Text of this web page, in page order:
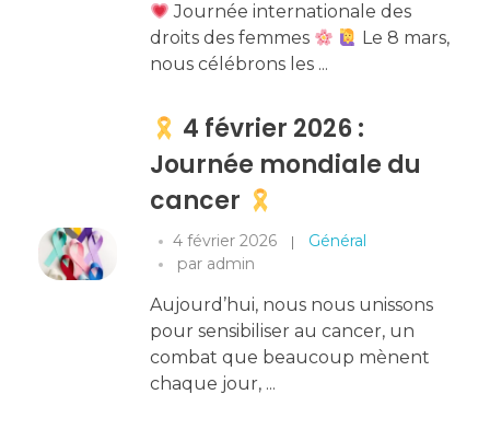
Journée internationale des
droits des femmes
Le 8 mars,
nous célébrons les ...
4 février 2026 :
Journée mondiale du
cancer
4 février 2026
Général
par admin
Aujourd’hui, nous nous unissons
pour sensibiliser au cancer, un
combat que beaucoup mènent
chaque jour, ...